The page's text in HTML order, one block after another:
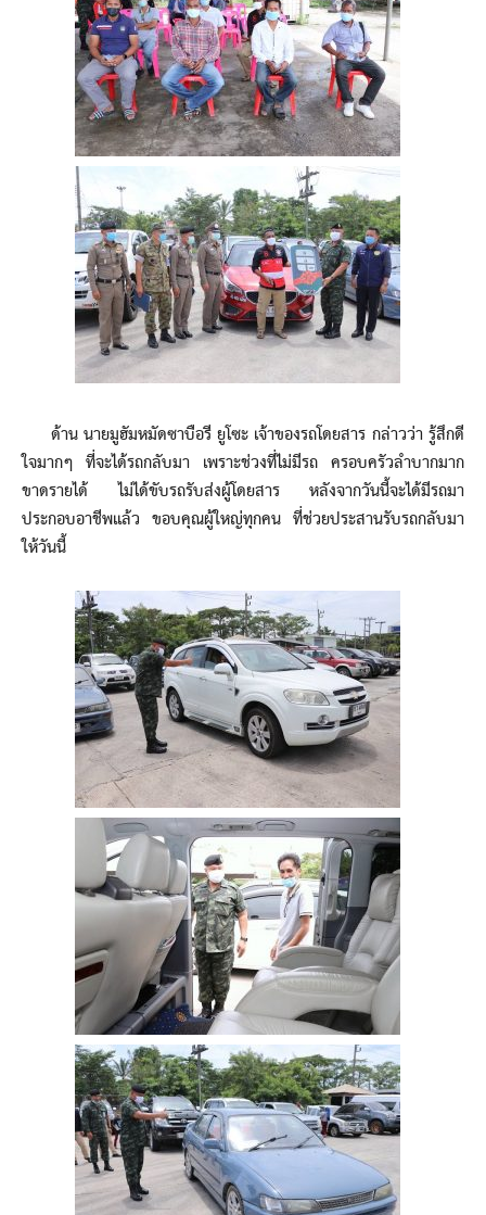
ด้าน นายมูฮัมหมัดซาบือรี ยูโซะ เจ้าของรถโดยสาร กล่าวว่า รู้สึกดี
ใจมากๆ ที่จะได้รถกลับมา เพราะช่วงที่ไม่มีรถ ครอบครัวลำบากมาก
ขาดรายได้ ไม่ได้ขับรถรับส่งผู้โดยสาร หลังจากวันนี้จะได้มีรถมา
ประกอบอาชีพแล้ว ขอบคุณผู้ใหญ่ทุกคน ที่ช่วยประสานรับรถกลับมา
ให้วันนี้